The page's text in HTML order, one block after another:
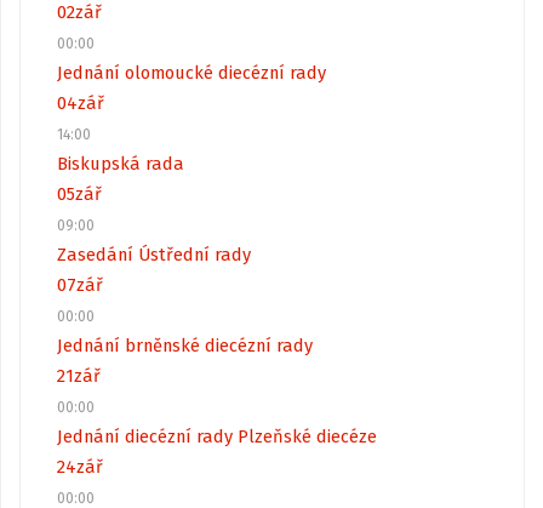
02zář
00:00
Jednání olomoucké diecézní rady
04zář
14:00
Biskupská rada
05zář
09:00
Zasedání Ústřední rady
07zář
00:00
Jednání brněnské diecézní rady
21zář
00:00
Jednání diecézní rady Plzeňské diecéze
24zář
00:00